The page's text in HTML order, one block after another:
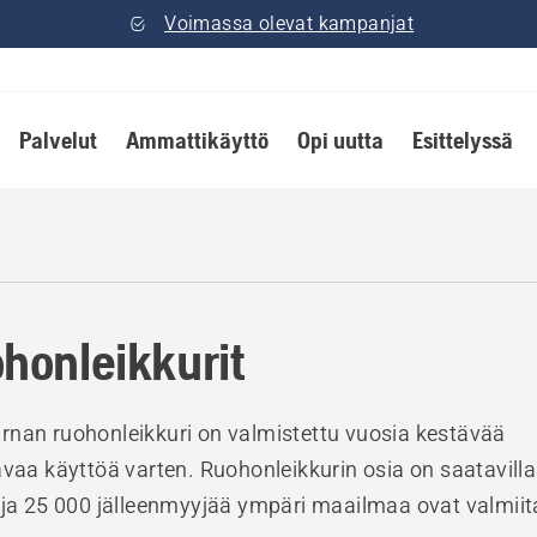
Voimassa olevat kampanjat
Palvelut Ammattikäyttö Opi uutta Esittelyssä
ruohonleikkuri on valmistettu vuosia kestävää
käyttöä varten. Ruohonleikkurin osia on
25 000 jälleenmyyjää ympäri maailmaa ovat